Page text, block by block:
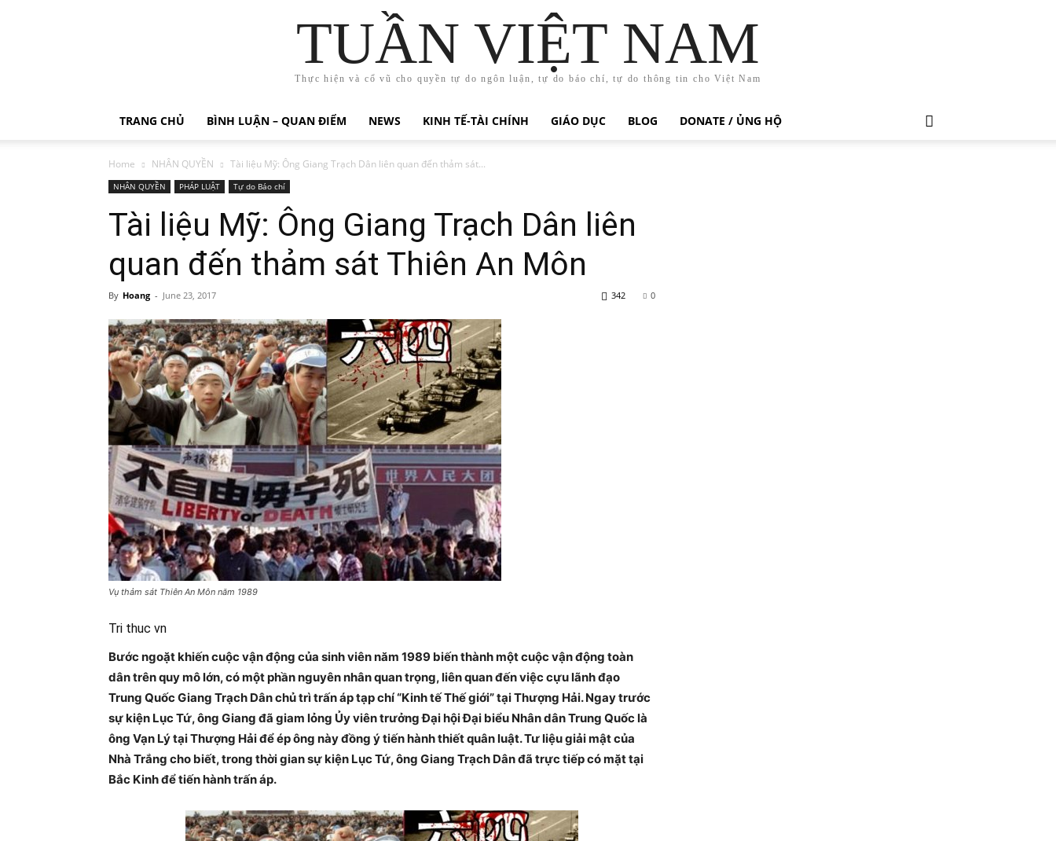
TUẦN VIỆT NAM
Thực hiện và cổ vũ cho quyền tự do ngôn luận, tự do báo chí, tự do thông tin cho Việt Nam
TRANG CHỦ BÌNH LUẬN – QUAN ĐIỂM NEWS KINH TẾ-TÀI CHÍNH GIÁO DỤC BLOG DONATE / ỦNG HỘ
Home NHÂN QUYỀN Tài liệu Mỹ: Ông Giang Trạch Dân liên quan đến thảm sát...
NHÂN QUYỀN PHÁP LUẬT Tự do Báo chí
Tài liệu Mỹ: Ông Giang Trạch Dân liên
quan đến thảm sát Thiên An Môn
By Hoang - June 23, 2017 0
342
Vụ thảm sát Thiên An Môn năm 1989
Tri thuc vn
Bước ngoặt khiến cuộc vận động của sinh viên năm 1989 biến thành một cuộc vận động toàn
dân trên quy mô lớn, có một phần nguyên nhân quan trọng, liên quan đến việc cựu lãnh đạo
Trung Quốc Giang Trạch Dân chủ trì trấn áp tạp chí “Kinh tế Thế giới” tại Thượng Hải. Ngay trước
sự kiện Lục Tứ, ông Giang đã giam lỏng Ủy viên trưởng Đại hội Đại biểu Nhân dân Trung Quốc là
ông Vạn Lý tại Thượng Hải để ép ông này đồng ý tiến hành thiết quân luật. Tư liệu giải mật của
Nhà Trắng cho biết, trong thời gian sự kiện Lục Tứ, ông Giang Trạch Dân đã trực tiếp có mặt tại
Bắc Kinh để tiến hành trấn áp.